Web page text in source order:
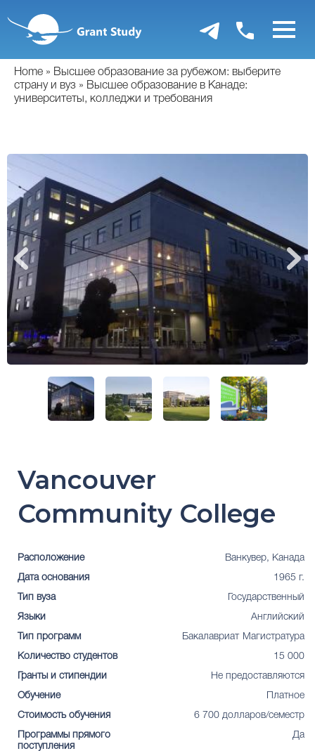
основному
содержанию
Home
Высшее образование за рубежом: выберите
страну и вуз
Высшее образование в Канаде:
университеты, колледжи и требования
Vancouver
Community College
Расположение Ванкувер, Канада
Дата основания 1965 г.
Тип вуза Государственный
Языки Английский
Тип программ Бакалавриат Магистратура
Количество студентов 15 000
Гранты и стипендии Не предоставляются
Обучение Платное
Стоимость обучения 6 700 долларов/семестр
Программы прямого
поступления
Да